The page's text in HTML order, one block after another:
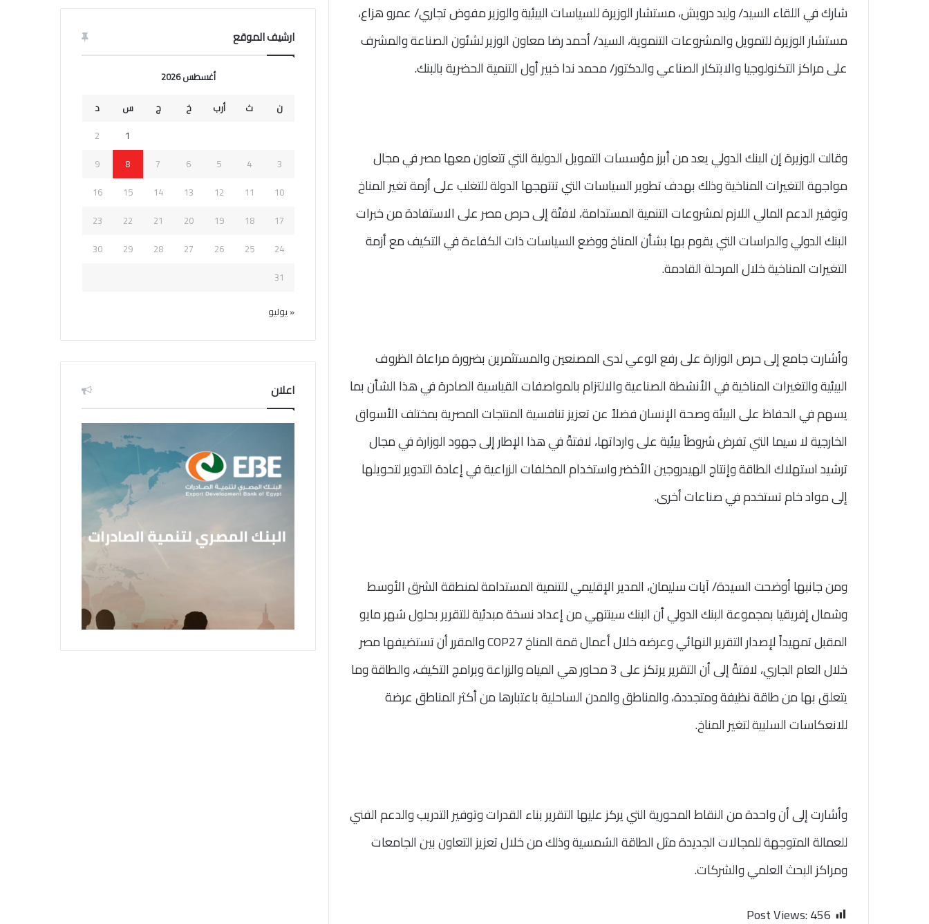
شارك في اللقاء السيد/ وليد درويش، مستشار الوزيرة للسياسات البيئية والوزير مفوض تجاري/ عمرو هزاع،
مستشار الوزيرة للتمويل والمشروعات التنموية، السيد/ أحمد رضا معاون الوزير لشئون الصناعة والمشرف
على مراكز التكنولوجيا والابتكار الصناعي والدكتور/ محمد ندا خبير أول التنمية الحضرية بالبنك.
وقالت الوزيرة إن البنك الدولي يعد من أبرز مؤسسات التمويل الدولية التي تتعاون معها مصر في مجال
مواجهة التغيرات المناخية وذلك بهدف تطوير السياسات التي تنتهجها الدولة للتغلب على أزمة تغير المناخ
وتوفير الدعم المالي اللازم لمشروعات التنمية المستدامة، لافتًة إلى حرص مصر على الاستفادة من خبرات
البنك الدولي والدراسات التي يقوم بها بشأن المناخ ووضع السياسات ذات الكفاءة في التكيف مع أزمة
التغيرات المناخية خلال المرحلة القادمة.
وأشارت جامع إلى حرص الوزارة على رفع الوعي لدى المصنعين والمستثمرين بضرورة مراعاة الظروف
البيئية والتغيرات المناخية في الأنشطة الصناعية والالتزام بالمواصفات القياسية الصادرة في هذا الشأن بما
يسهم في الحفاظ على البيئة وصحة الإنسان فضلاً عن تعزيز تنافسية المنتجات المصرية بمختلف الأسواق
الخارجية لا سيما التي تفرض شروطاً بيئية على وارداتها، لافتةً في هذا الإطار إلى جهود الوزارة في مجال
ترشيد استهلاك الطاقة وإنتاج الهيدروجين الأخضر واستخدام المخلفات الزراعية في إعادة التدوير لتحويلها
إلى مواد خام تستخدم في صناعات أخرى.
ومن جانبها أوضحت السيدة/ آيات سليمان، المدير الإقليمي للتنمية المستدامة لمنطقة الشرق الأوسط
وشمال إفريقيا بمجموعة البنك الدولي أن البنك سينتهي من إعداد نسخة مبدئية للتقرير بحلول شهر مايو
المقبل تمهيداً لإصدار التقرير النهائي وعرضه خلال أعمال قمة المناخ COP27 والمقرر أن تستضيفها مصر
خلال العام الجاري، لافتةً إلى أن التقرير يرتكز على 3 محاور هي المياه والزراعة وبرامج التكيف، والطاقة وما
يتعلق بها من طاقة نظيفة ومتجددة، والمناطق والمدن الساحلية باعتبارها من أكثر المناطق عرضة
للانعكاسات السلبية لتغير المناخ.
وأشارت إلى أن واحدة من النقاط المحورية التي يركز عليها التقرير بناء القدرات وتوفير التدريب والدعم الفني
للعمالة المتوجهة للمجالات الجديدة مثل الطاقة الشمسية وذلك من خلال تعزيز التعاون بين الجامعات
ومراكز البحث العلمي والشركات.
Post Views:456
ارشيف الموقع
أغسطس 2026
ن
ث أرب خ ج س
د
1
2
3
4
5
6
7
8
9
10
11
12
13
14
15
16
17
18
19
20
21
22
23
24
25
26
27
28
29
30
31
« يوليو
اعلان